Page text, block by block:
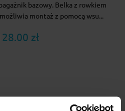
bazowy. Belka z rowkiem
montaż z pomocą wsu...
zł